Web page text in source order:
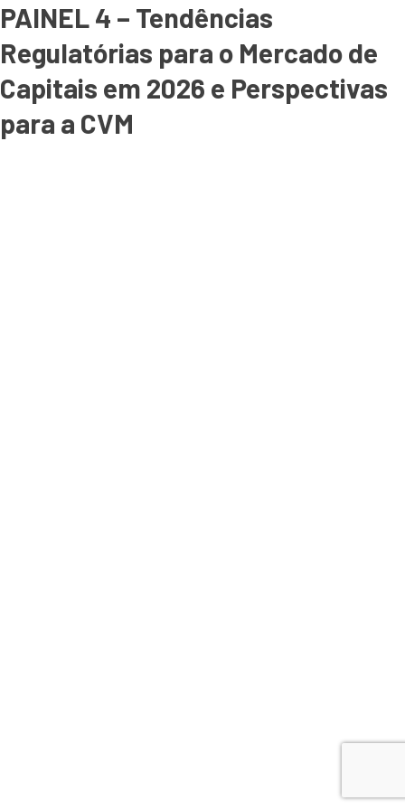
PAINEL 4 – Tendências
Regulatórias para o Mercado de
Capitais em 2026 e Perspectivas
para a CVM